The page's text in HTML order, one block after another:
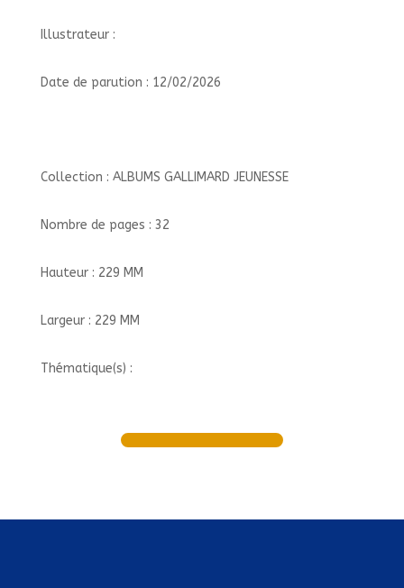
Illustrateur :
Date de parution : 12/02/2026
Collection : ALBUMS GALLIMARD JEUNESSE
Nombre de pages : 32
Hauteur : 229 MM
Largeur : 229 MM
Thématique(s) :